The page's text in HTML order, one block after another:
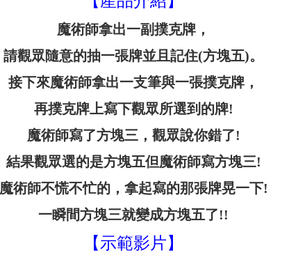
魔術師拿出一副撲克牌，
請觀眾隨意的抽一張牌並且記住(方塊五)。
接下來魔術師拿出一支筆與一張撲克牌，
再撲克牌上寫下觀眾所選到的牌!
魔術師寫了方塊三，觀眾說你錯了!
結果觀眾選的是方塊五但魔術師寫方塊三!
魔術師不慌不忙的，拿起寫的那張牌晃一下!
一瞬間方塊三就變成方塊五了!!
【示範影片】